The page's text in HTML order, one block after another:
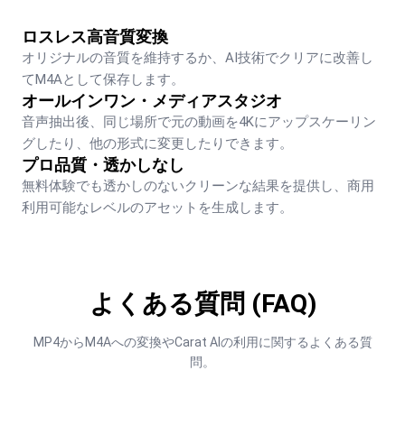
ロスレス高音質変換
オリジナルの音質を維持するか、AI技術でクリアに改善し
てM4Aとして保存します。
オールインワン・メディアスタジオ
音声抽出後、同じ場所で元の動画を4Kにアップスケーリン
グしたり、他の形式に変更したりできます。
プロ品質・透かしなし
無料体験でも透かしのないクリーンな結果を提供し、商用
利用可能なレベルのアセットを生成します。
よくある質問 (FAQ)
MP4からM4Aへの変換やCarat AIの利用に関するよくある質
問。